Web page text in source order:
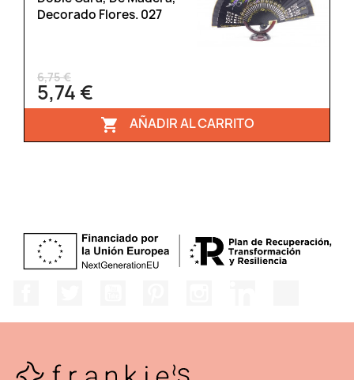
Decorado Flores. 027
6,75 €
5,74 €
 AÑADIR AL CARRITO